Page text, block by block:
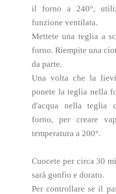
il forno a 240°,
funzione ventilata.
Mettete una teglia a
forno. Riempite una
da parte.
Una volta che la
ponete la teglia nella
d'acqua nella teglia
forno, per creare
temperatura a 200°.
Cuocete per circa 30
sarà gonfio e dorato.
Per controllare se il